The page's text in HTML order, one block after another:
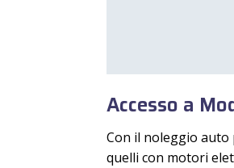
Accesso a
Con il noleggio auto
quelli con motori